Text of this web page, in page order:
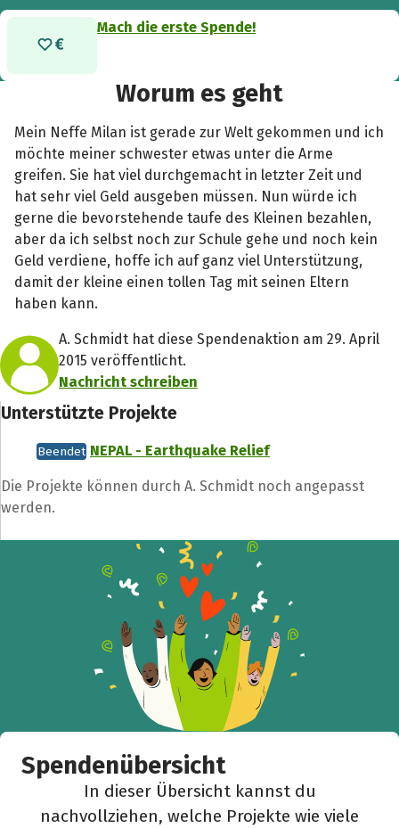
Mach die erste Spende!
Worum es geht
Mein Neffe Milan ist gerade zur Welt gekommen und ich
möchte meiner schwester etwas unter die Arme
greifen. Sie hat viel durchgemacht in letzter Zeit und
hat sehr viel Geld ausgeben müssen. Nun würde ich
gerne die bevorstehende taufe des Kleinen bezahlen,
aber da ich selbst noch zur Schule gehe und noch kein
Geld verdiene, hoffe ich auf ganz viel Unterstützung,
damit der kleine einen tollen Tag mit seinen Eltern
haben kann.
A. Schmidt hat diese Spendenaktion am 29. April
2015 veröffentlicht.
Nachricht schreiben
Unterstützte Projekte
Beendet NEPAL - Earthquake Relief
Die Projekte können durch A. Schmidt noch angepasst
werden.
Spendenübersicht
In dieser Übersicht kannst du
nachvollziehen, welche Projekte wie viele